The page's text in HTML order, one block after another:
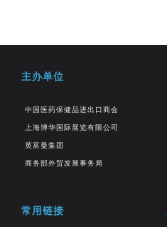
主办单位
中国医药保健品进出口商会
上海博华国际展览有限公司
英富曼集团
商务部外贸发展事务局
常用链接